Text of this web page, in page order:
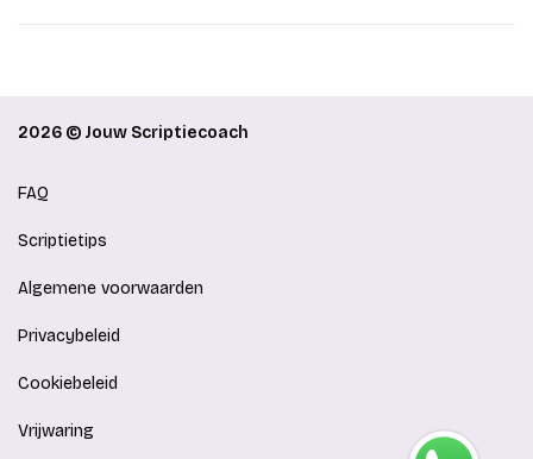
2026 © Jouw Scriptiecoach
FAQ
Scriptietips
Algemene voorwaarden
Privacybeleid
Cookiebeleid
Vrijwaring